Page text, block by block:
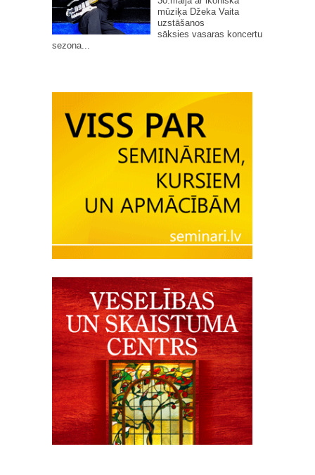
mūziķa Džeka Vaita
uzstāšanos
sāksies vasaras koncertu
sezona...